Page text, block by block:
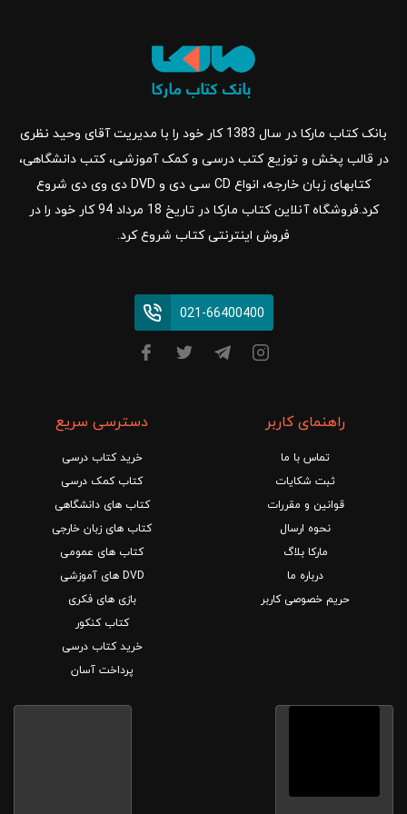
بانک کتاب مارکا در سال 1383 کار خود را با مدیریت آقای وحید نظری
در قالب پخش و توزیع کتب درسی و کمک آموزشی، کتب دانشگاهی،
کتابهای زبان خارجه، انواع CD سی دی و DVD دی وی دی شروع
کرد.فروشگاه آنلاین کتاب مارکا در تاریخ 18 مرداد 94 کار خود را در
فروش اینترنتی کتاب شروع کرد.
021-66400400
راهنمای کاربر
تماس با ما
ثبت شکایات
قوانین و مقررات
نحوه ارسال
مارکا بلاگ
درباره ما
حریم خصوصی کاربر
دسترسی سریع
خرید کتاب درسی
کتاب کمک درسی
کتاب های دانشگاهی
کتاب های زبان خارجی
کتاب های عمومی
DVD های آموزشی
بازی های فکری
کتاب کنکور
خرید کتاب درسی
پرداخت آسان